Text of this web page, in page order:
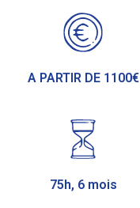
A PARTIR DE 1100€
75h, 6 mois